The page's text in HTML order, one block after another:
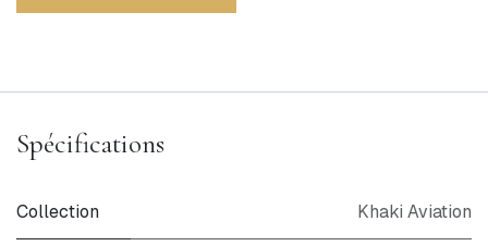
Spécifications
Collection Khaki Aviation